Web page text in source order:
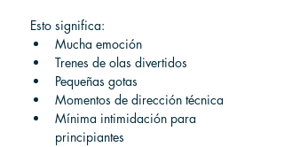
Esto significa:
Mucha emoción
Trenes de olas divertidos
Pequeñas gotas
Momentos de dirección técnica
Mínima intimidación para
principiantes